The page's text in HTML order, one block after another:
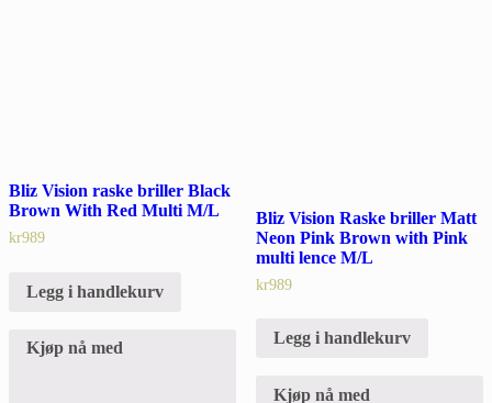
Bliz Vision raske briller Black
Brown With Red Multi M/L
kr989
Legg i handlekurv
Kjøp nå med
Bliz Vision Raske briller Matt
Neon Pink Brown with Pink
multi lence M/L
kr989
Legg i handlekurv
Kjøp nå med